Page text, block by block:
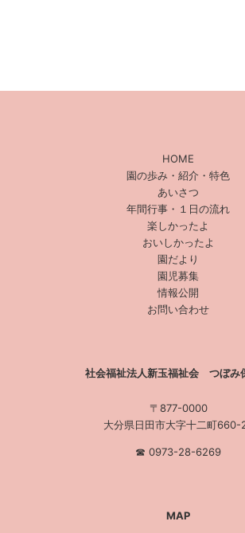
HOME
園の歩み・紹介・特色
あいさつ
年間行事・１日の流れ
楽しかったよ
おいしかったよ
園だより
園児募集
情報公開
お問い合わせ
社会福祉法人新玉福祉会 つぼみ
〒877-0000
大分県日田市大字十二町660-
☎︎ 0973-28-6269
MAP